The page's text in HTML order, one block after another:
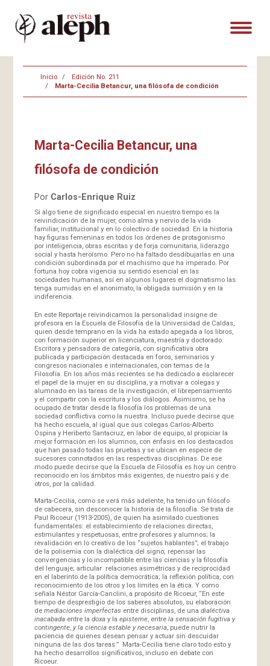
Inicio
Edición No. 211
Marta-Cecilia Betancur, una filósofa de condición
Marta-Cecilia Betancur, una
filósofa de condición
Por Carlos-Enrique Ruiz
Si algo tiene de significado especial en nuestro tiempo es la
reivindicación de la mujer, como alma y nervio de la vida
familiar, institucional y en lo colectivo de sociedad. En la historia
hay figuras femeninas en todos los órdenes de protagonismo
por inteligencia, obras escritas y de forja comunitaria, liderazgo
social y hasta heroísmo. Pero no ha faltado desdibujarlas en una
condición subordinada por el machismo que ha imperado. Por
fortuna hoy cobra vigencia su sentido esencial en las
sociedades humanas, así en algunos lugares el dogmatismo las
tenga sumidas en el anonimato, la obligada sumisión y en la
indiferencia.
En este Reportaje reivindicamos la personalidad insigne de
profesora en la Escuela de Filosofía de la Universidad de Caldas,
quien desde temprano en la vida ha estado apegada a los libros,
con formación superior en licenciatura, maestría y doctorado.
Escritora y pensadora de categoría, con significativa obra
publicada y participación destacada en foros, seminarios y
congresos nacionales e internacionales, con temas de la
Filosofía. En los años más recientes se ha dedicado a esclarecer
el papel de la mujer en su disciplina, y a motivar a colegas y
alumnado en las tareas de la investigación, el librepensamiento
y el compartir con la escritura y los diálogos. Asimismo, se ha
ocupado de tratar desde la filosofía los problemas de una
sociedad conflictiva como la nuestra. Incluso puede decirse que
ha hecho escuela, al igual que sus colegas Carlos-Alberto
Ospina y Heriberto Santacruz, en labor de equipo, al propiciar la
mejor formación en los alumnos, con énfasis en los destacados
que han pasado todas las pruebas y se ubican en especie de
sucesores connotados en las respectivas disciplinas. De ese
modo puede decirse que la Escuela de Filosofía es hoy un centro
reconocido en los ámbitos más exigentes, de nuestro país y de
otros, por la calidad.
Marta-Cecilia, como se verá más adelente, ha tenido un filósofo
de cabecera, sin desconocer la historia de la filosofía. Se trata de
Paul Ricoeur (1913-2005), de quien ha asimilado cuestiones
fundamentales: el establecimiento de relaciones directas,
estimulantes y respetuosas, entre profesores y alumnos; la
revalidación en lo creativo de los “sujetos hablantes”; el trabajo
de la polisemia con la dialéctica del signo; repensar las
convergencias y lo incompatible entre las ciencias y la filosofía
del lenguaje; articular relaciones asimétricas y de reciprocidad
en el laberinto de la política democrática; la reflexión política, con
reconocimiento de los otros y los límites en la ética. Y como
señala Néstor García-Canclini, a propósito de Ricoeur, “En este
tiempo de desprestigio de los saberes absolutos, su elaboración
de mediaciones imperfectas entre disciplinas, de una dialéctiva
inacabadaentre la doxay la episteme, entre la sensación fugitiva y
contingente, y la ciencia estable y necesaria, puede nutrir la
paciencia de quienes desean pensar y actuar sin descuidar
ninguna de las dos tareas.” Marta-Cecilia tiene claro todo esto y
ha hecho desarrollos significativos, incluso en debate con
Ricoeur.